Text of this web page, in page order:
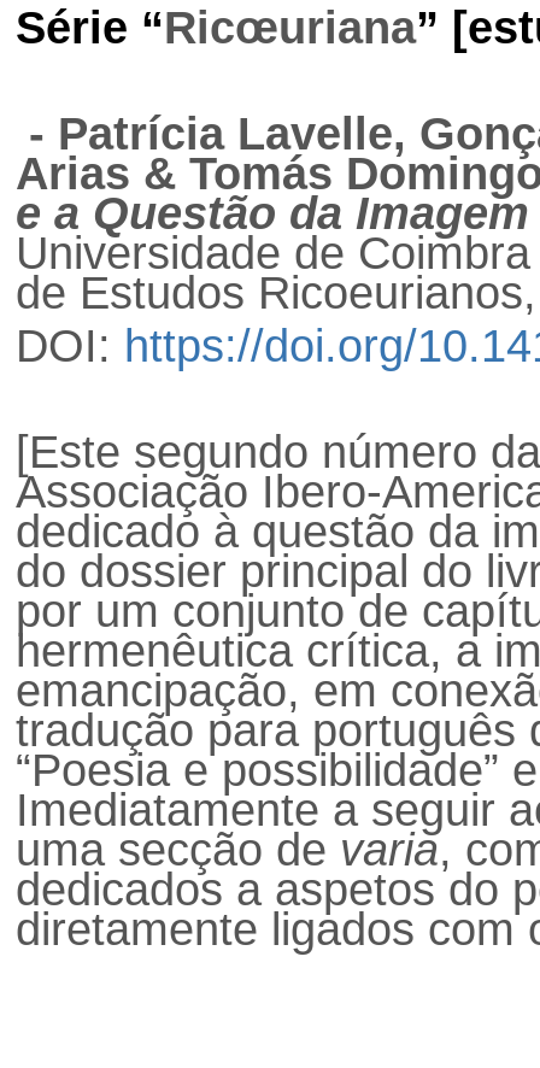
Série “Ricœuriana”
- Patrícia Lavelle,
Arias & Tomás
e a Questão da Imagem
Universidade de
de Estudos
DOI: https://doi.org/
[Este segundo número
Associação Ibero-
dedicado à questão da
do dossier principal do
por um conjunto de
hermenêutica crítica, a
emancipação, em
tradução para
“Poesia e possibilidade”
Imediatamente a seguir
uma secção de varia,
dedicados a aspetos do
diretamente ligados com